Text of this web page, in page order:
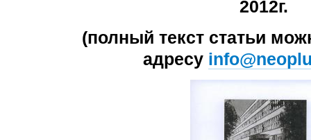
2012г.
(полный текст статьи
адресу